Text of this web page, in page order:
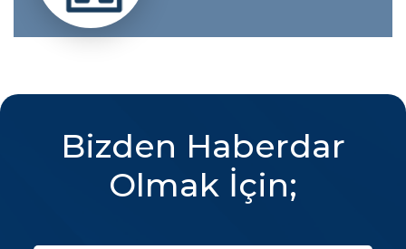
Bizden Haberdar
Olmak İçin;